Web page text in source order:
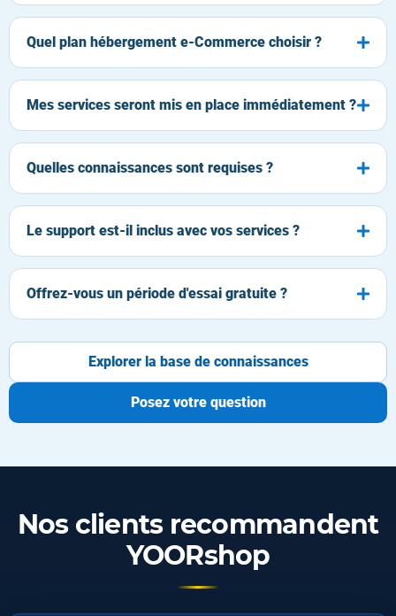
Quel plan hébergement e-Commerce choisir ?
Mes services seront mis en place immédiatement ?
Quelles connaissances sont requises ?
Le support est-il inclus avec vos services ?
Offrez-vous un période d'essai gratuite ?
Explorer la base de connaissances
Posez votre question
Nos clients recommandent
YOORshop